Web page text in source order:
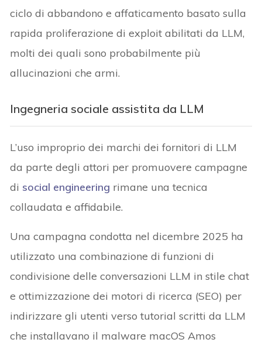
ciclo di abbandono e affaticamento basato sulla
rapida proliferazione di exploit abilitati da LLM,
molti dei quali sono probabilmente più
allucinazioni che armi.
Ingegneria sociale assistita da LLM
L’uso improprio dei marchi dei fornitori di LLM
da parte degli attori per promuovere campagne
di social engineering rimane una tecnica
collaudata e affidabile.
Una campagna condotta nel dicembre 2025 ha
utilizzato una combinazione di funzioni di
condivisione delle conversazioni LLM in stile chat
e ottimizzazione dei motori di ricerca (SEO) per
indirizzare gli utenti verso tutorial scritti da LLM
che installavano il malware macOS Amos